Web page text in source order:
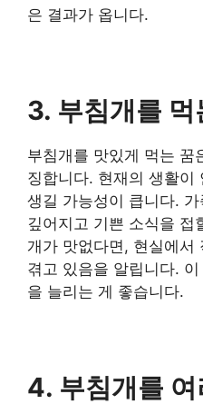
은 결과가 옵니다.
3. 부침개를 먹
부침개를 맛있게 먹는 꿈
징합니다. 현재의 생활이
생길 가능성이 큽니다.
깊어지고 기쁜 소식을 접
개가 맛없다면, 현실에서
겪고 있음을 알립니다.
을 늘리는 게 좋습니다.
4. 부침개를